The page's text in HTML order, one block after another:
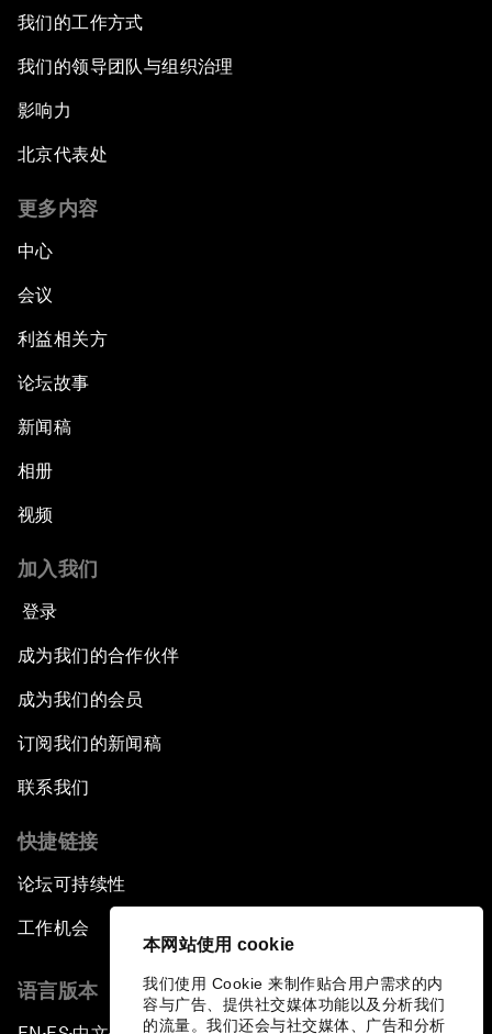
本网站使用 cookie
我们使用 Cookie 来制作贴合用户需求的内
容与广告、提供社交媒体功能以及分析我们
的流量。我们还会与社交媒体、广告和分析
我们的工作方式
我们的领导团队与组织治理
影响力
北京代表处
更多内容
中心
会议
利益相关方
论坛故事
新闻稿
相册
视频
加入我们
登录
成为我们的合作伙伴
成为我们的会员
订阅我们的新闻稿
联系我们
快捷链接
论坛可持续性
工作机会
语言版本